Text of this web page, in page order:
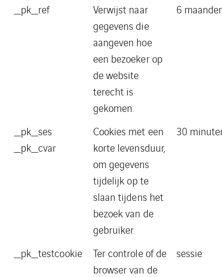
_pk_ref
Verwijst naar
gegevens die
aangeven hoe
een bezoeker op
de website
terecht is
gekomen.
6
_pk_ses
_pk_cvar
Cookies met een
korte levensduur,
om gegevens
tijdelijk op te
slaan tijdens het
bezoek van de
gebruiker.
30
_pk_testcookie
Ter controle of de
browser van de
sessie